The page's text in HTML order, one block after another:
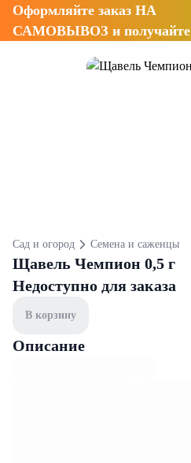
Оформляйте заказ НА
САМОВЫВОЗ и получайте
Сад и огород Семена и саженцы
Щавель Чемпион 0,5 г
Недоступно для заказа
В корзину
Описание